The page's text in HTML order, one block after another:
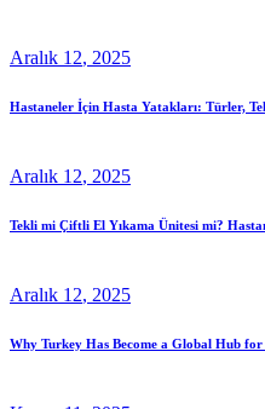
Aralık 12, 2025
Hastaneler İçin Hasta Yatakları: Türler,
Aralık 12, 2025
Tekli mi Çiftli El Yıkama Ünitesi mi?
Aralık 12, 2025
Why Turkey Has Become a Global Hub